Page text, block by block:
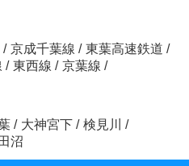
/ 京成千葉線 / 東葉高速鉄道 /
/ 東西線 / 京葉線 /
/ 大神宮下 / 検見川
/
沼